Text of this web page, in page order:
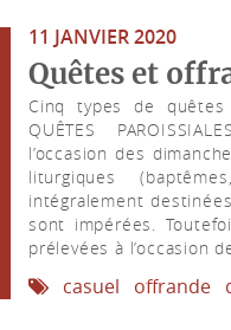
11 JANVIER 2020
Quêtes et
Cinq types de
QUÊTES
l’occasion des
liturgiques
intégralement
sont impérées.
prélevées à l’occasion
casuel offrande